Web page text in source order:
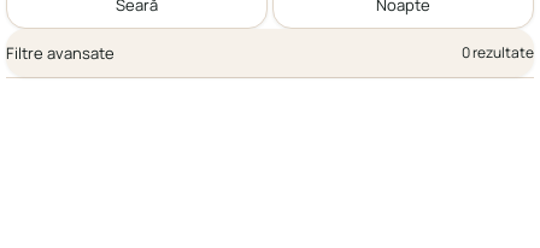
Seară Noapte
Filtre avansate 0 rezultate